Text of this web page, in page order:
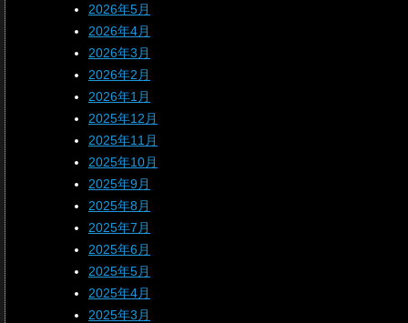
2026年5月
2026年4月
2026年3月
2026年2月
2026年1月
2025年12月
2025年11月
2025年10月
2025年9月
2025年8月
2025年7月
2025年6月
2025年5月
2025年4月
2025年3月